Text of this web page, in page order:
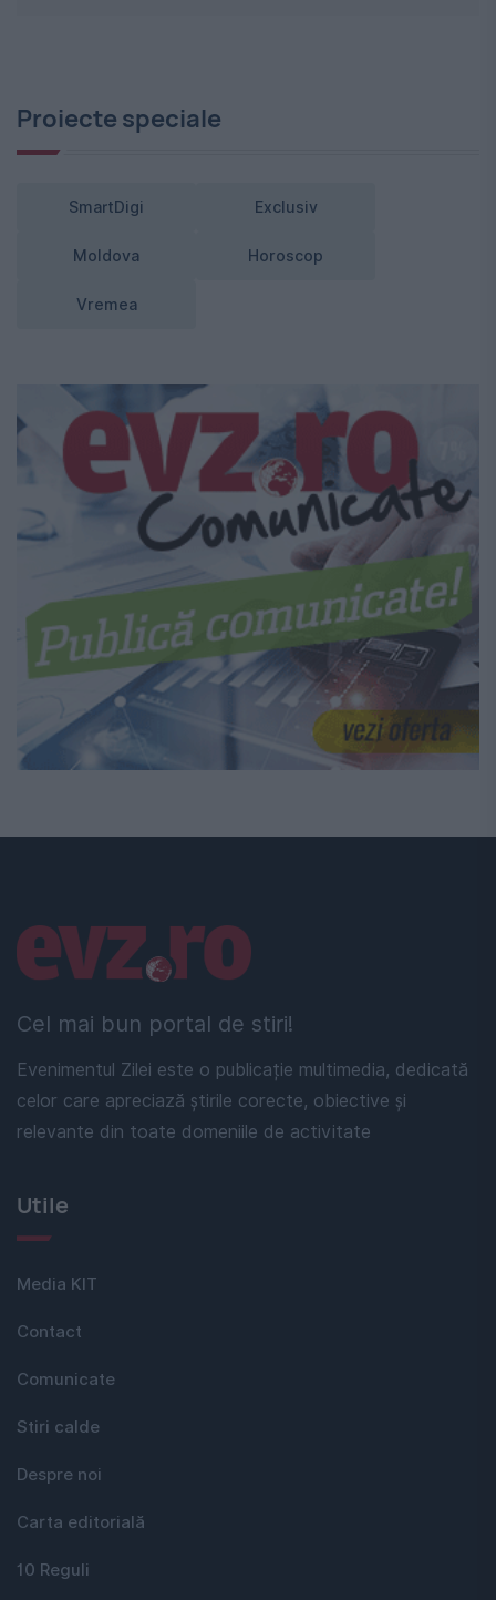
Proiecte speciale
SmartDigi Exclusiv
Moldova Horoscop
Vremea
Cel mai bun portal de stiri!
Evenimentul Zilei este o publicație multimedia, dedicată
celor care apreciază știrile corecte, obiective și
relevante din toate domeniile de activitate
Linkuri utile
Utile
Media KIT
Contact
Comunicate
Stiri calde
Despre noi
Carta editorială
10 Reguli